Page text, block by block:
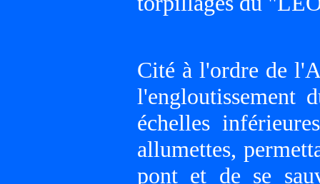
Cité à l'ordre de
l'engloutissement
échelles
allumettes,
pont et de se